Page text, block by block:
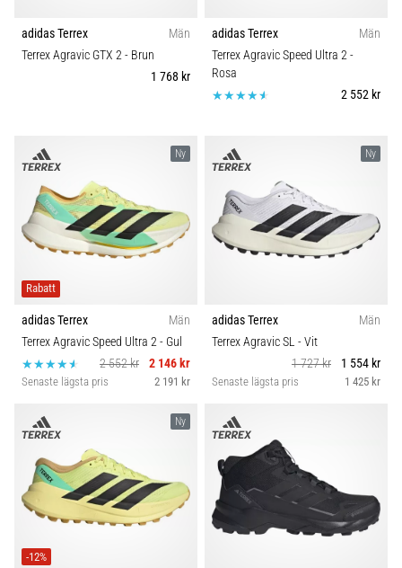
proffs.
5. 8. 2026
8 min. läsning
Plantar
fasciit:
orsaker
och
behandling
Upplever
du
hälsmärta
under
eller
efter
löpning?
de
Carbon
adidas Terrex
Män
Terrex Agravic GTX 2- Brun
1 768 kr
adidas Terrex
Män
Terrex Agravic Speed Ultra 2-
Rosa
2 552 kr
Ny
Rabatt
adidas Terrex
Män
Terrex Agravic Speed Ultra 2- Gul
2 552 kr
2 146 kr
Senaste lägsta pris 2 191 kr
Ny
adidas Terrex
Män
Terrex Agravic SL - Vit
1 727 kr
1 554 kr
Senaste lägsta pris 1 425 kr
Ny
-12%